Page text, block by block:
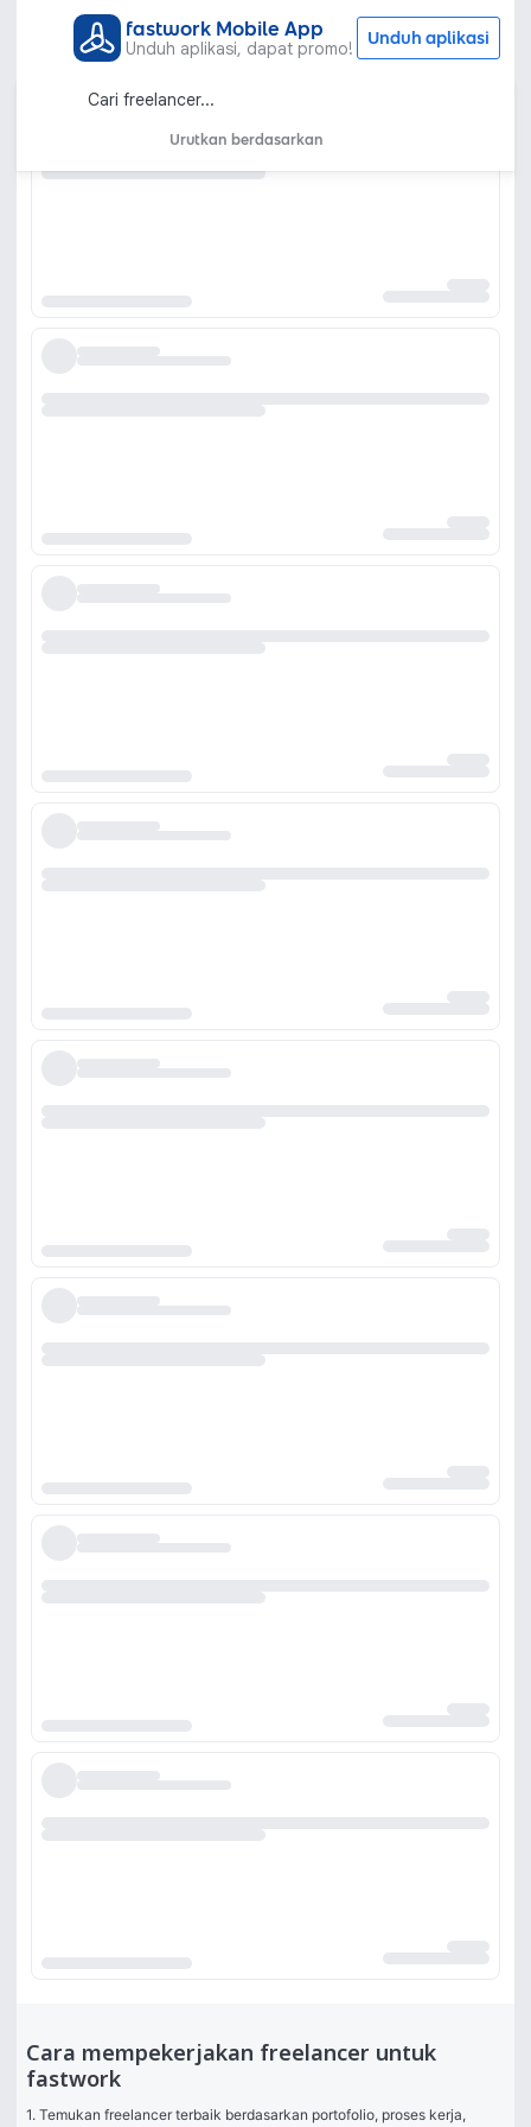
fastwork Mobile App
Unduh aplikasi, dapat promo! Unduh aplikasi
Urutkan berdasarkan
Cara mempekerjakan freelancer untuk
fastwork
1. Temukan freelancer terbaik berdasarkan portofolio, proses kerja,